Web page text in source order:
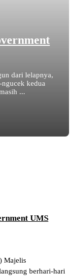
dari lelapnya,
kedua
...
UMS
Majelis
berhari-hari